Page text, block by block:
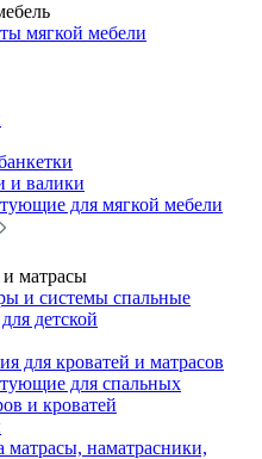
мягкой мебели
и валики
для мягкой мебели
матрасы
и системы спальные
детской
для кроватей и матрасов
для спальных
и кроватей
матрасы, наматрасники,